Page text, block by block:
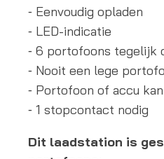
⁃ Eenvoudig opladen
⁃ LED-indicatie
⁃ 6 portofoons tegelijk
⁃ Nooit een lege
⁃ Portofoon of accu
⁃ 1 stopcontact nodig
Dit laadstation is